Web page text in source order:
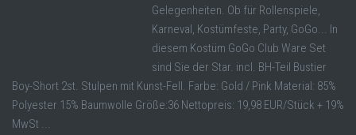
Gelegenheiten. Ob für Rollenspiele,
Karneval, Kostümfeste, Party, GoGo... In
diesem Kostüm GoGo Club Ware Set
sind Sie der Star. incl. BH-Teil Bustier
Boy-Short 2st. Stulpen mit Kunst-Fell. Farbe: Gold / Pink Material: 85%
Polyester 15% Baumwolle Größe:36 Nettopreis: 19,98 EUR/Stück + 19%
MwSt ...